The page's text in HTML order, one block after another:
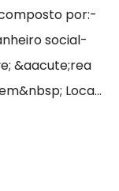
por:-
social-
&aacute;rea
Loca...